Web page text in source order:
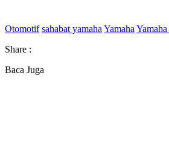
Otomotif sahabat yamaha Yamaha
Share :
Baca Juga